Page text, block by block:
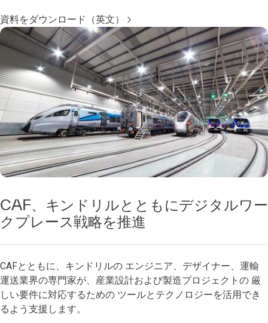
資料をダウンロード（英文）
CAF、キンドリルとともにデジタルワー
クプレース戦略を推進
CAFとともに、キンドリルの エンジニア、デザイナー、運輸
運送業界の専門家が、産業設計および製造プロジェクトの 厳
しい要件に対応するための ツールとテクノロジーを活用でき
るよう支援します。